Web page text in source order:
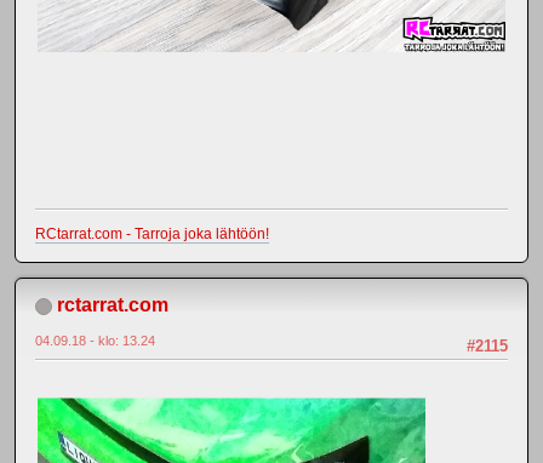
RCtarrat.com - Tarroja joka lähtöön!
rctarrat.com
#2115
04.09.18 - klo: 13.24